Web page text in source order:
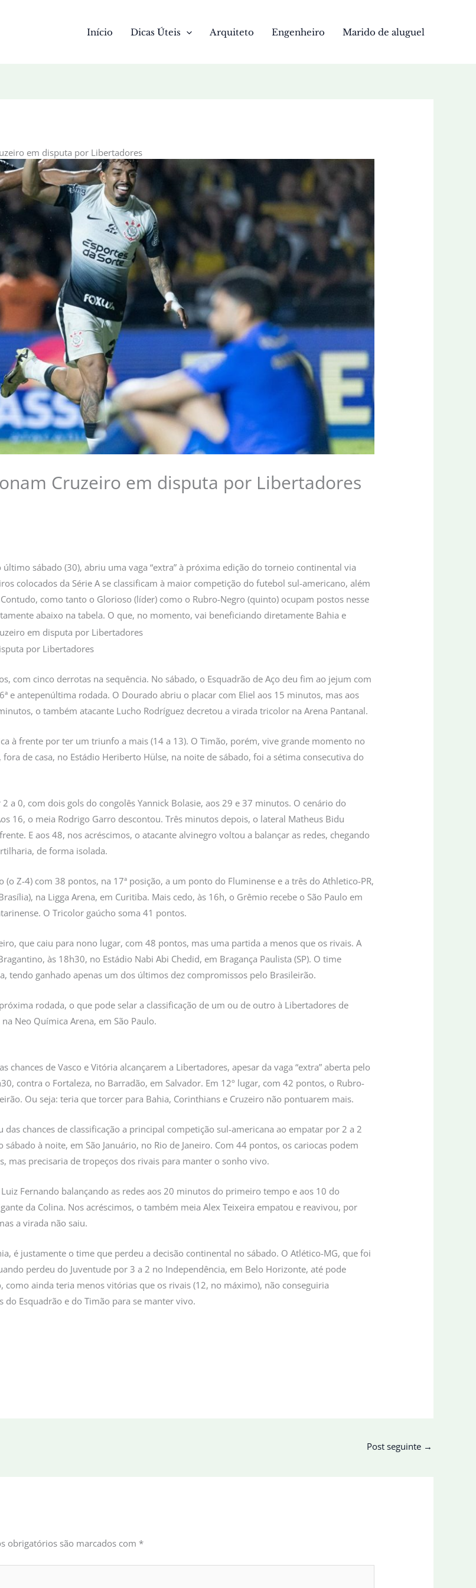
Início Dicas Úteis Arquiteto Engenheiro Marido de aluguel
em disputa por Libertadores
Cruzeiro em disputa por Libertadores
sábado (30), abriu uma vaga “extra” à próxima edição do torneio continental via
colocados da Série A se classificam à maior competição do futebol sul-americano, além
como tanto o Glorioso (líder) como o Rubro-Negro (quinto) ocupam postos nesse
abaixo na tabela. O que, no momento, vai beneficiando diretamente Bahia e
com cinco derrotas na sequência. No sábado, o Esquadrão de Aço deu fim ao jejum com
e antepenúltima rodada. O Dourado abriu o placar com Eliel aos 15 minutos, mas aos
o também atacante Lucho Rodríguez decretou a virada tricolor na Arena Pantanal.
à frente por ter um triunfo a mais (14 a 13). O Timão, porém, vive grande momento no
de casa, no Estádio Heriberto Hülse, na noite de sábado, foi a sétima consecutiva do
a 0, com dois gols do congolês Yannick Bolasie, aos 29 e 37 minutos. O cenário do
16, o meia Rodrigo Garro descontou. Três minutos depois, o lateral Matheus Bidu
E aos 48, nos acréscimos, o atacante alvinegro voltou a balançar as redes, chegando
de forma isolada.
Z-4) com 38 pontos, na 17ª posição, a um ponto do Fluminense e a três do Athletico-PR,
na Ligga Arena, em Curitiba. Mais cedo, às 16h, o Grêmio recebe o São Paulo em
O Tricolor gaúcho soma 41 pontos.
que caiu para nono lugar, com 48 pontos, mas uma partida a menos que os rivais. A
às 18h30, no Estádio Nabi Abi Chedid, em Bragança Paulista (SP). O time
tendo ganhado apenas um dos últimos dez compromissos pelo Brasileirão.
rodada, o que pode selar a classificação de um ou de outro à Libertadores de
Neo Química Arena, em São Paulo.
de Vasco e Vitória alcançarem a Libertadores, apesar da vaga “extra” aberta pelo
contra o Fortaleza, no Barradão, em Salvador. Em 12º lugar, com 42 pontos, o Rubro-
Ou seja: teria que torcer para Bahia, Corinthians e Cruzeiro não pontuarem mais.
chances de classificação a principal competição sul-americana ao empatar por 2 a 2
à noite, em São Januário, no Rio de Janeiro. Com 44 pontos, os cariocas podem
mas precisaria de tropeços dos rivais para manter o sonho vivo.
Fernando balançando as redes aos 20 minutos do primeiro tempo e aos 10 do
da Colina. Nos acréscimos, o também meia Alex Teixeira empatou e reavivou, por
a virada não saiu.
é justamente o time que perdeu a decisão continental no sábado. O Atlético-MG, que foi
perdeu do Juventude por 3 a 2 no Independência, em Belo Horizonte, até pode
ainda teria menos vitórias que os rivais (12, no máximo), não conseguiria
Esquadrão e do Timão para se manter vivo.
Post seguinte →
obrigatórios são marcados com *